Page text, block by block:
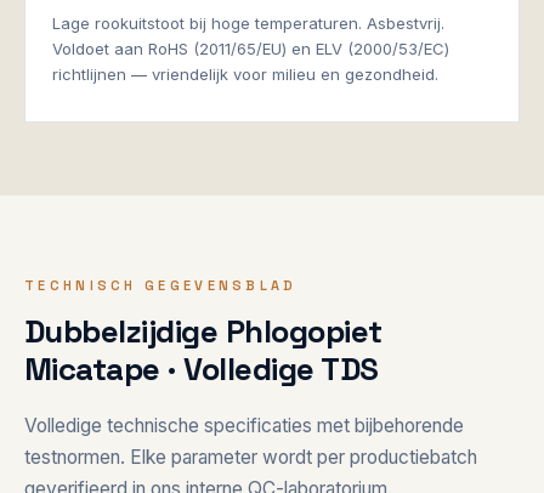
Lage rookuitstoot bij hoge temperaturen. Asbestvrij.
Voldoet aan RoHS (2011/65/EU) en ELV (2000/53/EC)
richtlijnen — vriendelijk voor milieu en gezondheid.
TECHNISCH GEGEVENSBLAD
Dubbelzijdige Phlogopiet
Micatape · Volledige TDS
Volledige technische specificaties met bijbehorende
testnormen. Elke parameter wordt per productiebatch